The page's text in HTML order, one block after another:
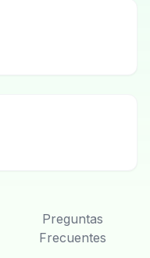
Preguntas
Frecuentes